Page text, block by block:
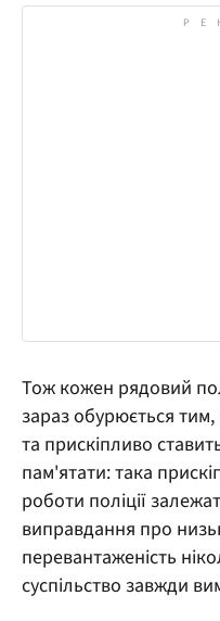
Тож кожен рядовий
зараз обурюється
та прискіпливо
пам'ятати: така
роботи поліції
виправдання про
перевантаженість
суспільство завжди